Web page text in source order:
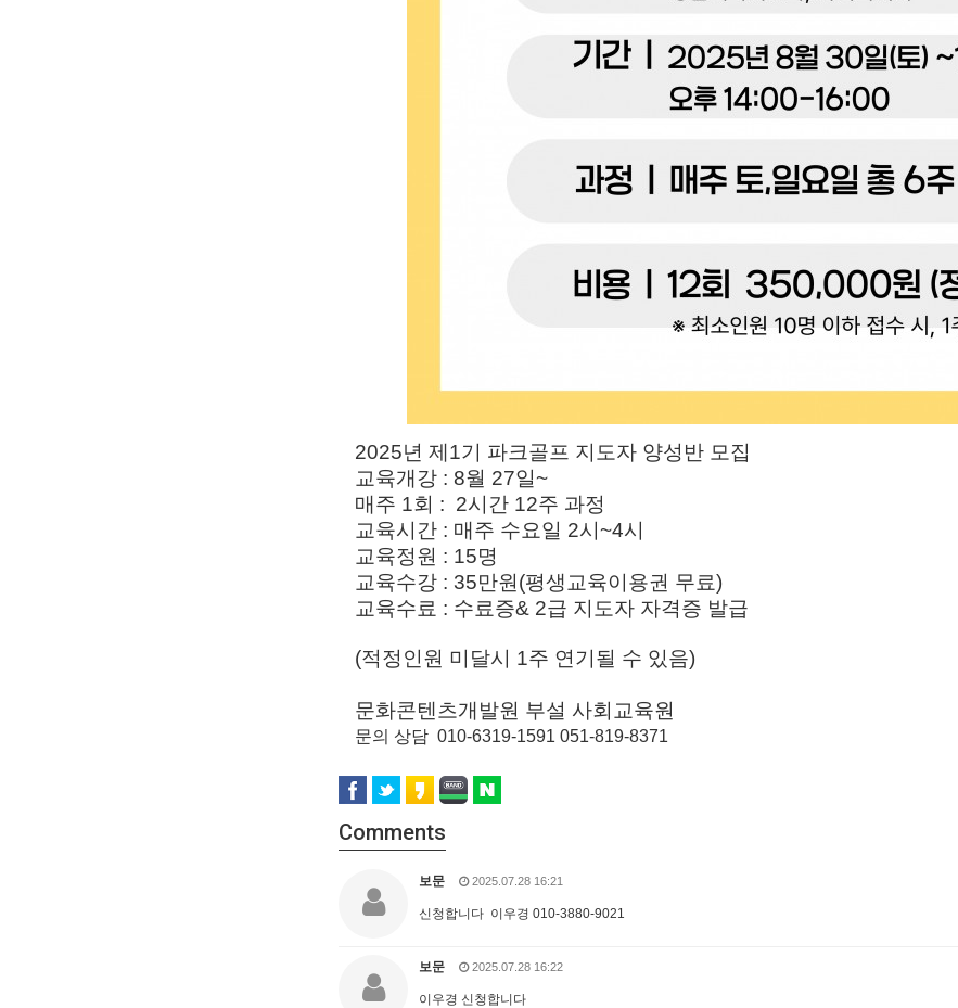
2025년 제1기 파크골프 지도자 양성반 모집
교육개강 : 8월 27일~
매주 1회 : 2시간 12주 과정
교육시간 : 매주 수요일 2시~4시
교육정원 : 15명
교육수강 : 35만원(평생교육이용권 무료)
교육수료 : 수료증& 2급 지도자 자격증 발급
(적정인원 미달시 1주 연기될 수 있음)
문화콘텐츠개발원 부설 사회교육원
문의 상담 010-6319-1591 051-819-8371
Comments
보문 2025.07.28 16:21
신청합니다 이우경 010-3880-9021
보문 2025.07.28 16:22
이우경 신청합니다